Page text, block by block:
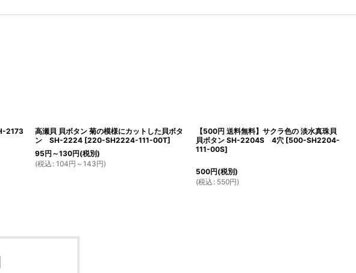
2173
高瀬貝 貝ボタン 菊の模様にカットした貝ボタ
ン SH-2224 [220-SH2224-111-00T]
95円 ～130円(税別)
(税込 : 104円 ～143円)
【500円 送料無料】サクラ色の 淡水真珠貝
貝ボタン SH-2204S 4穴 [500-SH2204-
111-00S]
500円(税別)
(税込 : 550円)